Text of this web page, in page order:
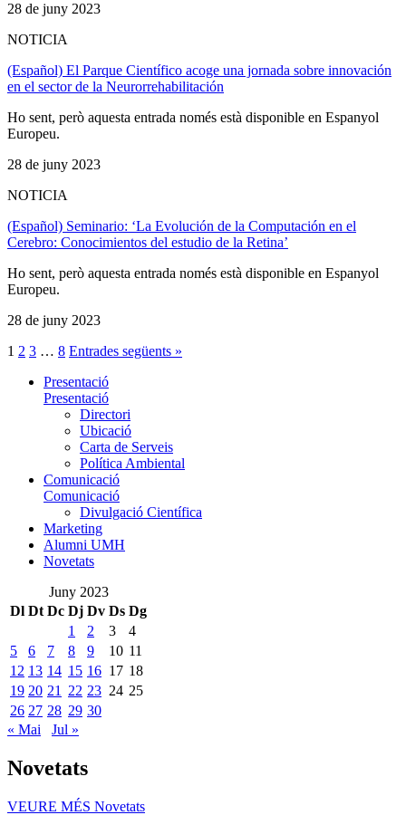
28 de juny 2023
NOTICIA
(Español) El Parque Científico acoge una jornada sobre innovación
en el sector de la Neurorrehabilitación
Ho sent, però aquesta entrada només està disponible en Espanyol
Europeu.
28 de juny 2023
NOTICIA
(Español) Seminario: ‘La Evolución de la Computación en el
Cerebro: Conocimientos del estudio de la Retina’
Ho sent, però aquesta entrada només està disponible en Espanyol
Europeu.
28 de juny 2023
1 2 3 … 8 Entrades següents »
Presentació
Presentació
Directori
Ubicació
Carta de Serveis
Política Ambiental
Comunicació
Comunicació
Divulgació Científica
Marketing
Alumni UMH
Novetats
Juny 2023
Dl Dt Dc Dj Dv Ds Dg
1
2 3
4
5
6 7 8 9 10 11
12 13 14 15 16 17 18
19 20 21 22 23 24 25
26 27 28 29 30
« Mai
Jul »
Novetats
VEURE MÉS Novetats